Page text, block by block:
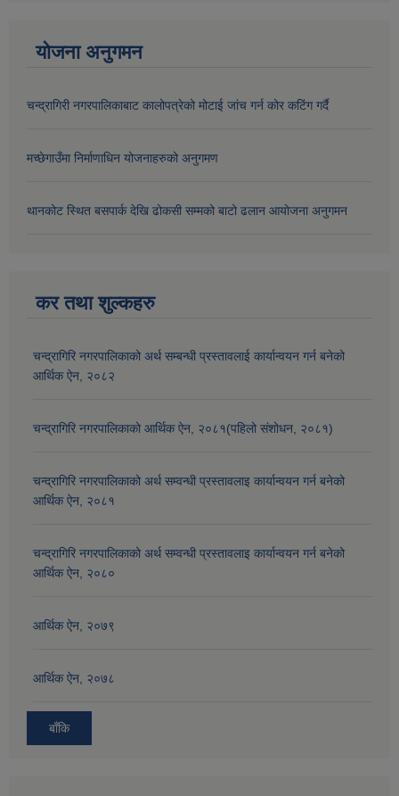
योजना अनुगमन
चन्द्रागिरी नगरपालिकाबाट कालोपत्रेको मोटाई जांच गर्न कोर कटिंग गर्दै
मच्छेगाउँमा निर्माणाधिन योजनाहरुको अनुगमण
थानकोट स्थित बसपार्क देखि ढोकसी सम्मको बाटो ढलान आयोजना अनुगमन
कर तथा शुल्कहरु
चन्द्रागिरि नगरपालिकाको अर्थ सम्बन्धी प्रस्तावलाई कार्यान्वयन गर्न बनेको
आर्थिक ऐन, २०८२
चन्द्रागिरि नगरपालिकाको आर्थिक ऐन, २०८१(पहिलो संशोधन, २०८१)
चन्द्रागिरि नगरपालिकाको अर्थ सम्वन्धी प्रस्तावलाइ कार्यान्वयन गर्न बनेको
आर्थिक ऐन, २०८१
चन्द्रागिरि नगरपालिकाको अर्थ सम्वन्धी प्रस्तावलाइ कार्यान्वयन गर्न बनेको
आर्थिक ऐन, २०८०
आर्थिक ऐन, २०७९
आर्थिक ऐन, २०७८
बाँकि